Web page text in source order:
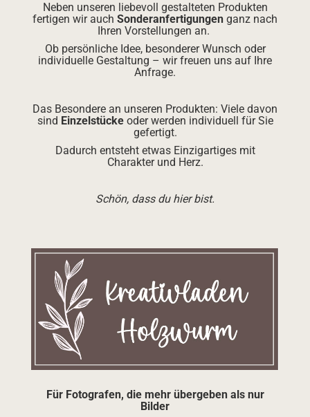
Neben unseren liebevoll gestalteten Produkten
fertigen wir auch Sonderanfertigungen ganz nach
Ihren Vorstellungen an.
Ob persönliche Idee, besonderer Wunsch oder
individuelle Gestaltung – wir freuen uns auf Ihre
Anfrage.
Das Besondere an unseren Produkten: Viele davon
sind Einzelstückeoder werden individuell für Sie
gefertigt.
Dadurch entsteht etwas Einzigartiges mit
Charakter und Herz.
Schön, dass du hier bist.
Für Fotografen, die mehr übergeben als nur
Bilder